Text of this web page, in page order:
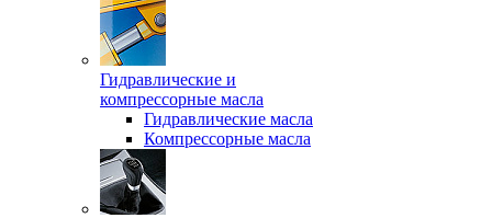
Гидравлические и
компрессорные масла
Гидравлические масла
Компрессорные масла